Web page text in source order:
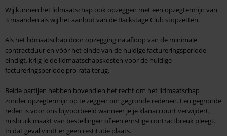
Wij kunnen het lidmaatschap ook opzeggen met een opzegtermijn van
3 maanden als wij het aanbod van de Backstage Club stopzetten.
Als het lidmaatschap door opzegging na afloop van de minimale
contractduur en vóór het einde van de huidige factureringsperiode
eindigt, krijg je de lidmaatschapskosten voor de huidige
factureringsperiode pro rata terug.
Beide partijen hebben bovendien het recht om het lidmaatschap
zonder opzegtermijn op te zeggen om gegronde redenen. Een gegronde
reden is voor ons bijvoorbeeld wanneer je je klanaccount verwijdert,
misbruik maakt van bestellingen of een ernstige contractbreuk pleegt.
In dat geval vindt er geen restitutie plaats.